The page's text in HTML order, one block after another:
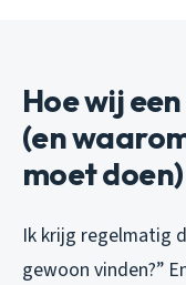
Hoe wij
(en
moet doen)
Ik krijg regelmatig
gewoon vinden?”